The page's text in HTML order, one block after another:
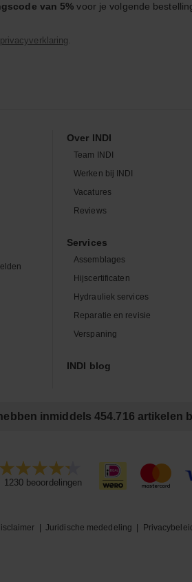
van 5% voor je volgende
privacyverklaring.
Over INDI
Team INDI
Werken bij INDI
Vacatures
Reviews
Services
Assemblages
Hijscertificaten
Hydrauliek services
Reparatie en revisie
Verspaning
INDI blog
inmiddels 454.716 artikelen
1230beoordelingen
Juridische mededeling Privacybeleid